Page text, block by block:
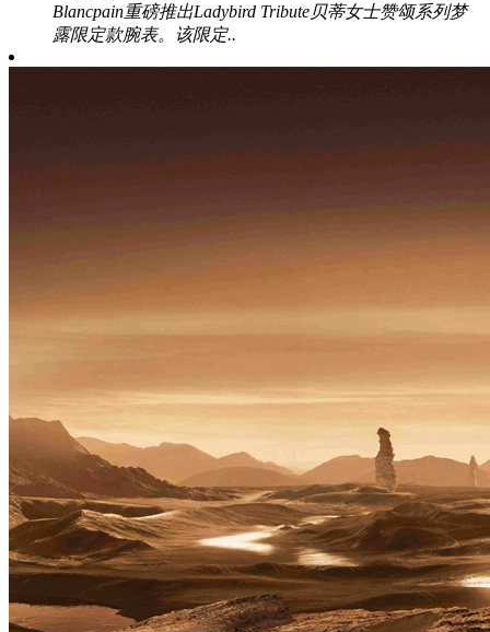
Blancpain重磅推出Ladybird Tribute贝蒂女士赞颂系列梦
露限定款腕表。该限定..